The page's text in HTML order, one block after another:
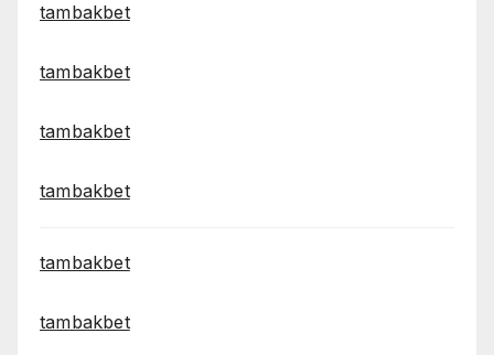
tambakbet
tambakbet
tambakbet
tambakbet
tambakbet
tambakbet